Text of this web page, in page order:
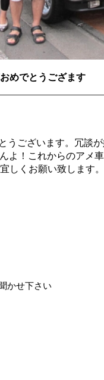
めでとうござます
うございます。冗談
よ！これからのアメ
しくお願い致します。
かせ下さい